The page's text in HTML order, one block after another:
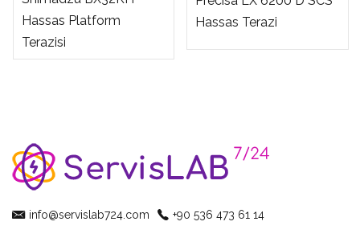
Hassas Platform
Terazisi
Hassas Terazi
info@servislab724.com +90 536 473 61 14